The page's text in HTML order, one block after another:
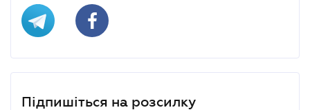
Підпишіться на розсилку